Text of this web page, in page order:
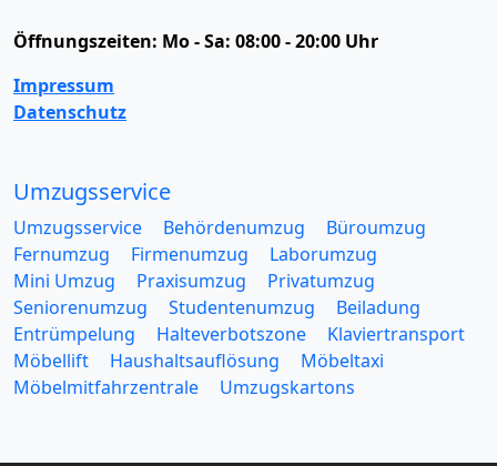
Öffnungszeiten: Mo - Sa: 08:00 - 20:00 Uhr
Impressum
Datenschutz
Umzugsservice
Umzugsservice Behördenumzug
Büroumzug
Fernumzug
Firmenumzug
Laborumzug
Mini Umzug
Praxisumzug
Privatumzug
Seniorenumzug
Studentenumzug
Beiladung
Entrümpelung
Halteverbotszone
Klaviertransport
Möbellift
Haushaltsauflösung
Möbeltaxi
Möbelmitfahrzentrale
Umzugskartons